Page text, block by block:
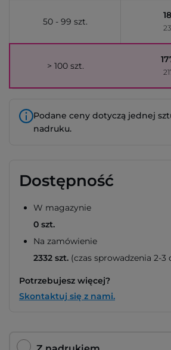
50 - 99 szt.
> 100 szt.
Podane ceny dotyczą jednej
nadruku.
Dostępność
W magazynie
0 szt.
Na zamówienie
2332 szt. (czas sprowadzenia 2-3
Potrzebujesz więcej?
Skontaktuj się z nami.